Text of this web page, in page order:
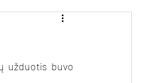
užduotis buvo